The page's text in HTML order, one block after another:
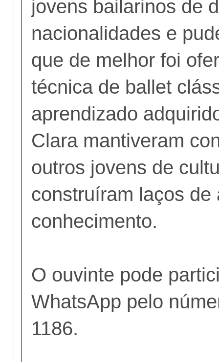
jovens bailarinos de
nacionalidades e
que de melhor foi
técnica de ballet
aprendizado
Clara mantiveram
outros jovens de
construíram laços de
conhecimento.
O ouvinte pode
WhatsApp pelo
1186.